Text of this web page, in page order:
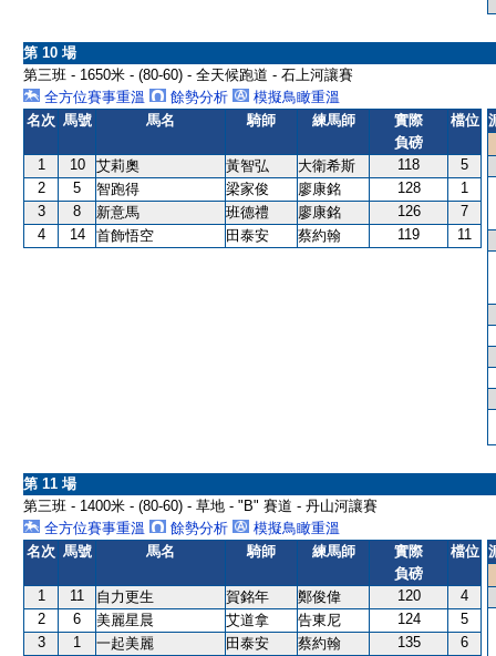
第 10 場
第三班 - 1650米 - (80-60) - 全天候跑道 - 石上河讓賽
全方位賽事重溫
餘勢分析
模擬鳥瞰重溫
名次 馬號 馬名 騎師 練馬師
實際
負磅
檔位
1 10 艾莉奧 黃智弘 大衛希斯 118
5
2
5 智跑得 梁家俊 廖康銘 128
1
3
8 新意馬 班德禮 廖康銘 126
7
4
14 首飾悟空 田泰安 蔡約翰 119 11
第 11 場
第三班 - 1400米 - (80-60) - 草地 - "B" 賽道 - 丹山河讓賽
全方位賽事重溫
餘勢分析
模擬鳥瞰重溫
名次 馬號 馬名 騎師 練馬師
實際
負磅
檔位
1 11 自力更生 賀銘年 鄭俊偉 120
4
2
6 美麗星晨 艾道拿 告東尼 124
5
3
1 一起美麗 田泰安 蔡約翰 135
6